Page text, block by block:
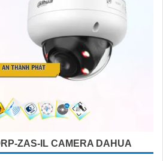
ZAS-IL CAMERA DAHUA